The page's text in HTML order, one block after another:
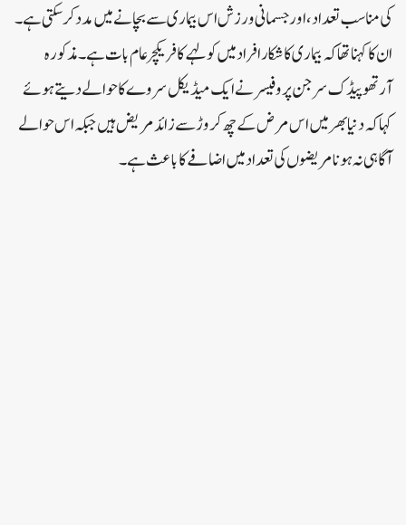
کی مناسب تعداد، اور جسمانی ورزش اس بیماری سے بچانے میں مدد کرسکتی ہے۔
ان کا کہنا تھا کہ بیماری کا شکار افراد میں کولہے کا فریکچر عام بات ہے۔ مذکورہ
آرتھوپیڈک سرجن پروفیسر نے ایک میڈیکل سروے کا حوالے دیتے ہوئے
کہا کہ دنیا بھر میں اس مرض کے چھ کروڑ سے زائد مریض ہیں جبکہ اس حوالے
آگاہی نہ ہونا مریضوں کی تعداد میں اضافے کا باعث ہے۔